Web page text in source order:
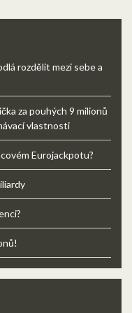
rozdělit mezi sebe a
za pouhých 9 milionů
vlastnosti
Eurojackpotu?